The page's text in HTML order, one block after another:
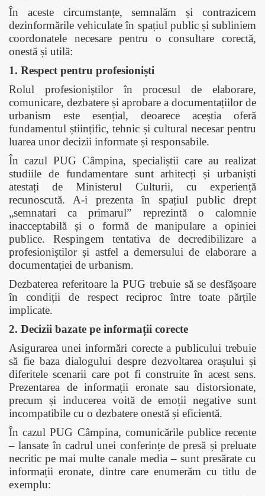
În aceste circumstanțe, semnalăm și contrazicem
dezinformările vehiculate în spațiul public și subliniem
coordonatele necesare pentru o consultare corectă,
onestă și utilă:
1. Respect pentru profesioniști
Rolul profesioniștilor în procesul de elaborare,
comunicare, dezbatere și aprobare a documentațiilor de
urbanism este esențial, deoarece aceștia oferă
fundamentul științific, tehnic și cultural necesar pentru
luarea unor decizii informate și responsabile.
În cazul PUG Câmpina, specialiștii care au realizat
studiile de fundamentare sunt arhitecți și urbaniști
atestați de Ministerul Culturii, cu experiență
recunoscută. A-i prezenta în spațiul public drept
„semnatari ca primarul” reprezintă o calomnie
inacceptabilă și o formă de manipulare a opiniei
publice. Respingem tentativa de decredibilizare a
profesioniștilor și astfel a demersului de elaborare a
documentației de urbanism.
Dezbaterea referitoare la PUG trebuie să se desfășoare
în condiții de respect reciproc între toate părțile
implicate.
2. Decizii bazate pe informații corecte
Asigurarea unei informări corecte a publicului trebuie
să fie baza dialogului despre dezvoltarea orașului și
diferitele scenarii care pot fi construite în acest sens.
Prezentarea de informații eronate sau distorsionate,
precum și inducerea voită de emoții negative sunt
incompatibile cu o dezbatere onestă și eficientă.
În cazul PUG Câmpina, comunicările publice recente
– lansate în cadrul unei conferințe de presă și preluate
necritic pe mai multe canale media – sunt presărate cu
informații eronate, dintre care enumerăm cu titlu de
exemplu: